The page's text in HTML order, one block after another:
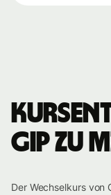
GIP zu
Der Wechselkurs von